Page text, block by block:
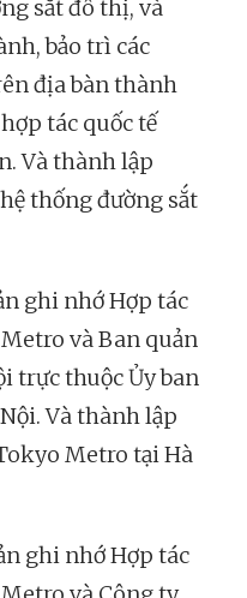
sắt đô thị, và
bảo trì các
địa bàn thành
tác quốc tế
Và thành lập
thống đường sắt
ghi nhớ Hợp tác
và Ban quản
trực thuộc Ủy ban
Và thành lập
Metro tại Hà
ghi nhớ Hợp tác